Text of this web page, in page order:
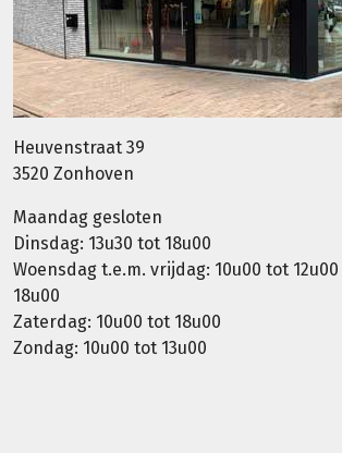
Heuvenstraat 39
3520 Zonhoven
Maandag gesloten
Dinsdag: 13u30 tot 18u00
Woensdag t.e.m. vrijdag: 10u00 tot
18u00
Zaterdag: 10u00 tot 18u00
Zondag: 10u00 tot 13u00